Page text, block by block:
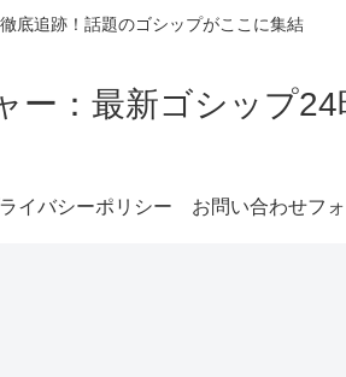
底追跡！話題のゴシップがここに集結
ー：最新ゴシップ24
イバシーポリシー お問い合わせフ